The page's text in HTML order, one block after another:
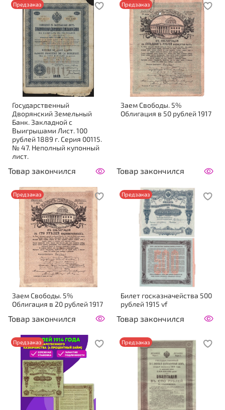
Предзаказ
Государственный
Дворянский Земельный
Банк. Закладной с
Выигрышами Лист. 100
рублей 1889 г. Серия 00115.
№ 47. Неполный купонный
лист.
Товар закончился
Предзаказ
Заем Свободы. 5%
Облигация в 50 рублей 1917
Товар закончился
Предзаказ
Заем Свободы. 5%
Облигация в 20 рублей 1917
Товар закончился
Предзаказ
Билет госказначейства 500
рублей 1915 vf
Товар закончился
Предзаказ Предзаказ